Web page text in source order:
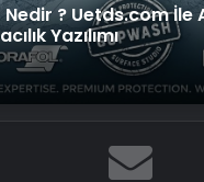
Nedir ? Uetds.com İle
Yazılımı